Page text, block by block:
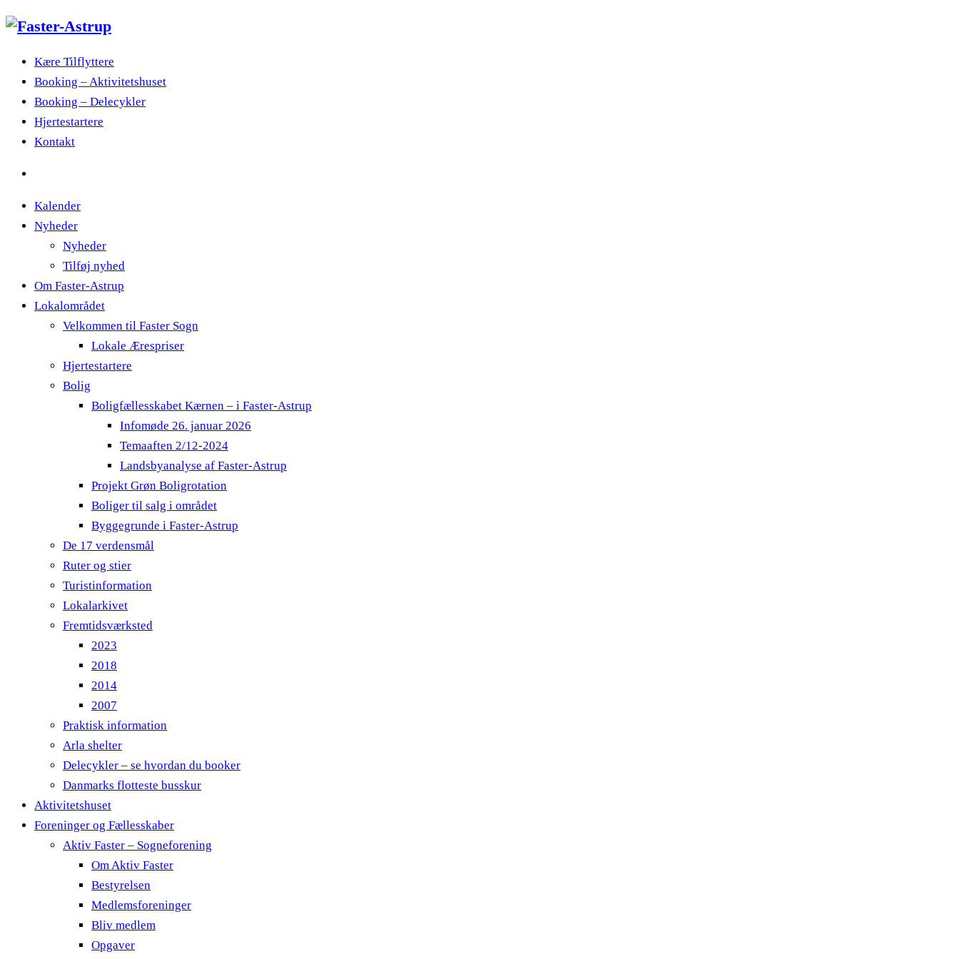
Kære Tilflyttere
Booking – Aktivitetshuset
Booking – Delecykler
Hjertestartere
Kontakt
Kalender
Nyheder
Nyheder
Tilføj nyhed
Om Faster-Astrup
Lokalområdet
Velkommen til Faster Sogn
Lokale Ærespriser
Hjertestartere
Bolig
Boligfællesskabet Kærnen – i Faster-Astrup
Infomøde 26. januar 2026
Temaaften 2/12-2024
Landsbyanalyse af Faster-Astrup
Projekt Grøn Boligrotation
Boliger til salg i området
Byggegrunde i Faster-Astrup
De 17 verdensmål
Ruter og stier
Turistinformation
Lokalarkivet
Fremtidsværksted
2023
2018
2014
2007
Praktisk information
Arla shelter
Delecykler – se hvordan du booker
Danmarks flotteste busskur
Aktivitetshuset
Foreninger og Fællesskaber
Aktiv Faster – Sogneforening
Om Aktiv Faster
Bestyrelsen
Medlemsforeninger
Bliv medlem
Opgaver